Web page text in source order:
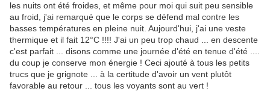
les nuits ont été froides, et même pour moi qui suit peu sensible
au froid, j'ai remarqué que le corps se défend mal contre les
basses températures en pleine nuit. Aujourd'hui, j'ai une veste
thermique et il fait 12°C !!!! J'ai un peu trop chaud ... en descente
c'est parfait ... disons comme une journée d'été en tenue d'été ....
du coup je conserve mon énergie ! Ceci ajouté à tous les petits
trucs que je grignote ... à la certitude d'avoir un vent plutôt
favorable au retour ... tous les voyants sont au vert !